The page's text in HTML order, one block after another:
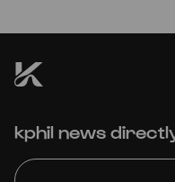
Gürzenich-
kphil news